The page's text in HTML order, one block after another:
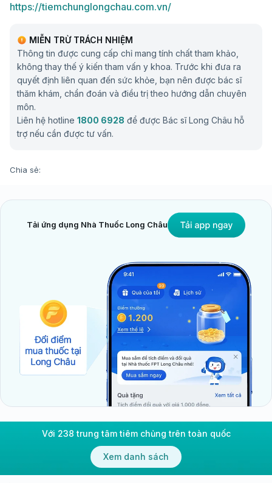
https://tiemchunglongchau.com.vn/
MIỄN TRỪ TRÁCH NHIỆM
Thông tin được cung cấp chỉ mang tính chất tham khảo,
không thay thế ý kiến tham vấn y khoa. Trước khi đưa ra
quyết định liên quan đến sức khỏe, bạn nên được bác sĩ
thăm khám, chẩn đoán và điều trị theo hướng dẫn chuyên
môn.
Liên hệ hotline 1800 6928 để được Bác sĩ Long Châu hỗ
trợ nếu cần được tư vấn.
Chia sẻ:
Tải ứng dụng Nhà Thuốc Long Châu
Với 238 trung tâm tiêm chủng trên toàn quốc
Xem danh sách